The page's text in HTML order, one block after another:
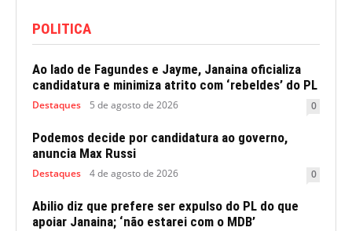
POLITICA
Ao lado de Fagundes e Jayme, Janaina oficializa
candidatura e minimiza atrito com ‘rebeldes’ do PL
Destaques 5 de agosto de 2026 0
Podemos decide por candidatura ao governo,
anuncia Max Russi
Destaques 4 de agosto de 2026 0
Abilio diz que prefere ser expulso do PL do que
apoiar Janaina; ‘não estarei com o MDB’